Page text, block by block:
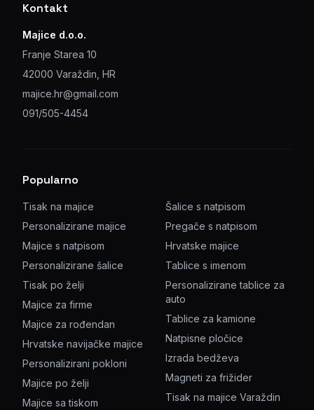
Kontakt
Majice d.o.o.
Franje Starea 10
42000 Varaždin, HR
majice.hr@gmail.com
091/505-4454
Popularno
Tisak na majice
Personalizirane majice
Majice s natpisom
Personalizirane šalice
Tisak po želji
Majice za firme
Majice za rođendan
Hrvatske navijačke majice
Personalizirani pokloni
Majice po želji
Majice sa tiskom
Šalice s natpisom
Pregače s natpisom
Hrvatske majice
Tablice s imenom
Personalizirane tablice za
auto
Tablice za kamione
Natpisne pločice
Izrada bedževa
Magneti za frižider
Tisak na majice Varaždin